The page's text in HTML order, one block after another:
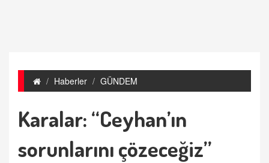
Haberler GÜNDEM
Karalar: “Ceyhan’ın
sorunlarını çözeceğiz”